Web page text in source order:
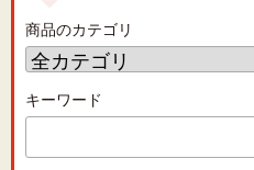
商品のカテゴリ
キーワード